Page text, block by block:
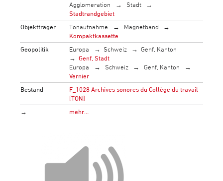
Agglomeration
Stadt
Stadtrandgebiet
Objektträger
Tonaufnahme
Magnetband
Kompaktkassette
Geopolitik
Europa Schweiz
Genf, Kanton
Genf, Stadt
Europa
Schweiz
Genf, Kanton
Vernier
Bestand
F_1028 Archives sonores du Collège du travail
[TON]
→
mehr…